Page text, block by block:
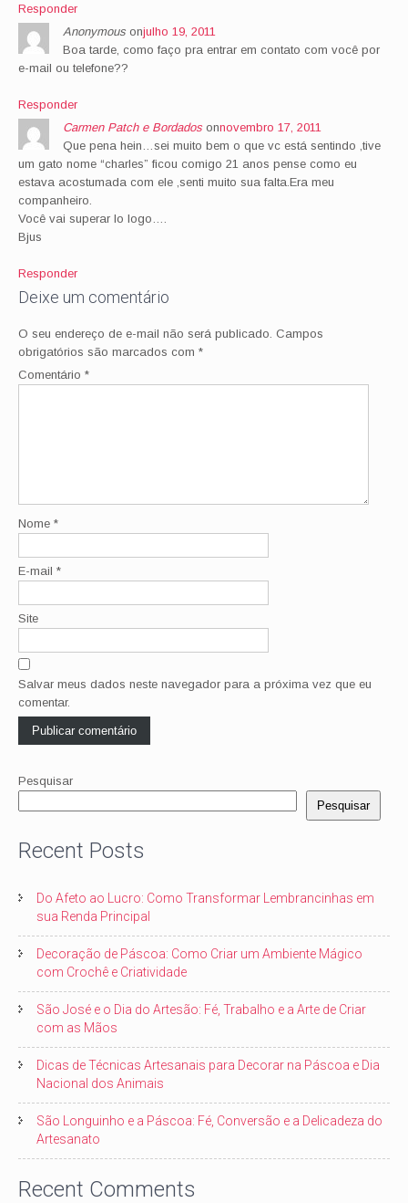
Responder
Anonymous onjulho 19, 2011
Boa tarde, como faço pra entrar em contato com você por
e-mail ou telefone??
Responder
Carmen Patch e Bordadosonnovembro 17, 2011
Que pena hein…sei muito bem o que vc está sentindo ,tive
um gato nome “charles” ficou comigo 21 anos pense como eu
estava acostumada com ele ,senti muito sua falta.Era meu
companheiro.
Você vai superar lo logo….
Bjus
Responder
Deixe um comentário
O seu endereço de e-mail não será publicado. Campos
obrigatórios são marcados com *
Comentário *
Nome *
E-mail *
Site
Salvar meus dados neste navegador para a próxima vez que eu
comentar.
Pesquisar
Pesquisar
Recent Posts
Do Afeto ao Lucro: Como Transformar Lembrancinhas em
sua Renda Principal
Decoração de Páscoa: Como Criar um Ambiente Mágico
com Crochê e Criatividade
São José e o Dia do Artesão: Fé, Trabalho e a Arte de Criar
com as Mãos
Dicas de Técnicas Artesanais para Decorar na Páscoa e Dia
Nacional dos Animais
São Longuinho e a Páscoa: Fé, Conversão e a Delicadeza do
Artesanato
Recent Comments